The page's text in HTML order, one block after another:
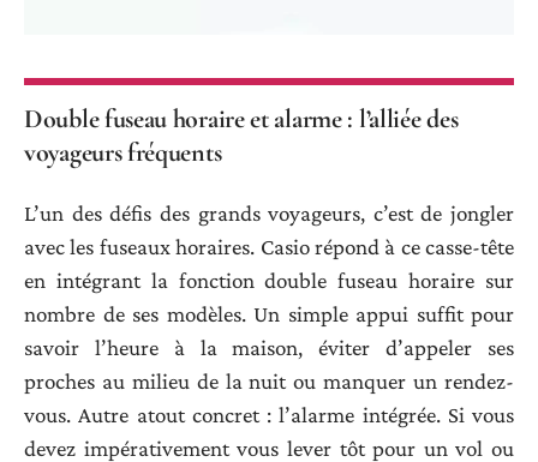
Double fuseau horaire et alarme : l’alliée des
voyageurs fréquents
L’un des défis des grands voyageurs, c’est de jongler
avec les fuseaux horaires. Casio répond à ce casse-tête
en intégrant la fonction double fuseau horaire sur
nombre de ses modèles. Un simple appui suffit pour
savoir l’heure à la maison, éviter d’appeler ses
proches au milieu de la nuit ou manquer un rendez-
vous. Autre atout concret : l’alarme intégrée. Si vous
devez impérativement vous lever tôt pour un vol ou